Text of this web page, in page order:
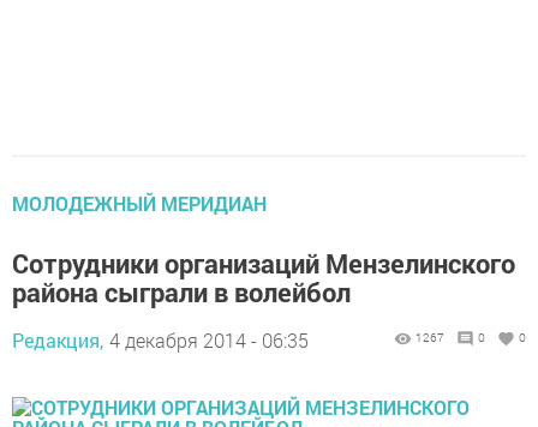
МОЛОДЕЖНЫЙ МЕРИДИАН
Сотрудники организаций Мензелинского
района сыграли в волейбол
Редакция, 4 декабря 2014 - 06:35 1267 0 0